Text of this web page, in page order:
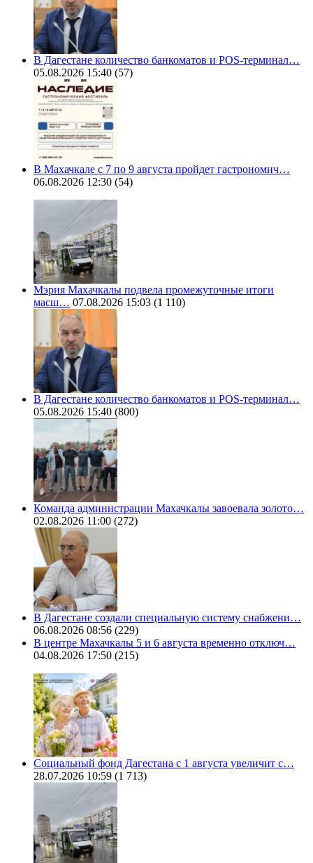
В Дагестане количество банкоматов и POS-терминал…
05.08.2026 15:40 (57)
В Махачкале с 7 по 9 августа пройдет гастрономич…
06.08.2026 12:30 (54)
Мэрия Махачкалы подвела промежуточные итоги
масш… 07.08.2026 15:03 (1 110)
В Дагестане количество банкоматов и POS-терминал…
05.08.2026 15:40 (800)
Команда администрации Махачкалы завоевала золото…
02.08.2026 11:00 (272)
В Дагестане создали специальную систему снабжени…
06.08.2026 08:56 (229)
В центре Махачкалы 5 и 6 августа временно отключ…
04.08.2026 17:50 (215)
Социальный фонд Дагестана с 1 августа увеличит с…
28.07.2026 10:59 (1 713)